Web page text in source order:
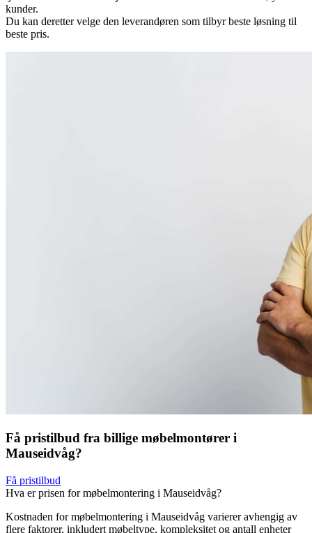
kunder.
Du kan deretter velge den leverandøren som tilbyr beste løsning til
beste pris.
Få pristilbud fra billige møbelmontører i
Mauseidvåg?
Få pristilbud
Hva er prisen for møbelmontering i Mauseidvåg?
Kostnaden for møbelmontering i Mauseidvåg varierer avhengig av
flere faktorer, inkludert møbeltype, kompleksitet og antall enheter